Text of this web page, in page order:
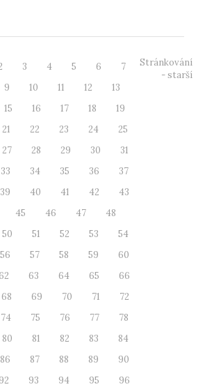
3 4 5 6
7
9 10 11 12
13
15 16 17 18
19
21 22 23 24
25
27 28 29 30
31
33 34 35 36
37
39 40 41 42
43
45 46 47
48
50 51 52 53
54
56 57 58 59
60
62 63 64 65
66
68 69 70 71
72
74 75 76 77
78
80 81 82 83
84
86 87 88 89
90
92 93 94 95
96
Stránkování
- starší